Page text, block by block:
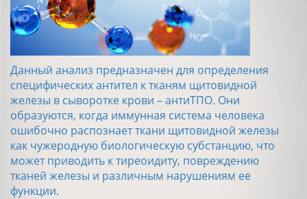
Данный анализ предназначен для определения
специфических антител к тканям щитовидной
железы в сыворотке крови – антиТПО. Они
образуются, когда иммунная система человека
ошибочно распознает ткани щитовидной железы
как чужеродную биологическую субстанцию, что
может приводить к тиреоидиту, повреждению
тканей железы и различным нарушениям ее
функции.